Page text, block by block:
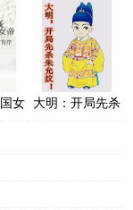
女
大明：开局先杀